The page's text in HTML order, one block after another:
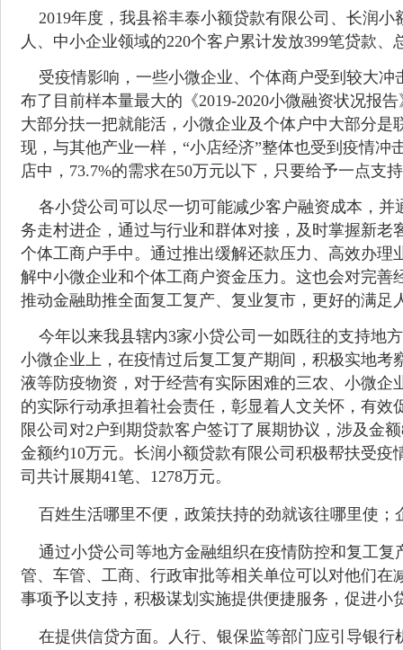
2019年度，我县裕丰泰小额贷款有限公司、长润
人、中小企业领域的220个客户累计发放399笔贷款、
受疫情影响，一些小微企业、个体商户受到较大冲
布了目前样本量最大的《2019-2020小微融资状况报
大部分扶一把就能活，小微企业及个体户中大部分
现，与其他产业一样，“小店经济”整体也受到疫情
店中，73.7%的需求在50万元以下，只要给予一点支
各小贷公司可以尽一切可能减少客户融资成本，并
务走村进企，通过与行业和群体对接，及时掌握新
个体工商户手中。通过推出缓解还款压力、高效办
解中小微企业和个体工商户资金压力。这也会对完
推动金融助推全面复工复产、复业复市，更好的满
今年以来我县辖内3家小贷公司一如既往的支持地
小微企业上，在疫情过后复工复产期间，积极实地
液等防疫物资，对于经营有实际困难的三农、小微
的实际行动承担着社会责任，彰显着人文关怀，有
限公司对2户到期贷款客户签订了展期协议，涉及金
金额约10万元。长润小额贷款有限公司积极帮扶受
司共计展期41笔、1278万元。
百姓生活哪里不便，政策扶持的劲就该往哪里使；
通过小贷公司等地方金融组织在疫情防控和复工复
管、车管、工商、行政审批等相关单位可以对他们
事项予以支持，积极谋划实施提供便捷服务，促进小
在提供信贷方面。人行、银保监等部门应引导银行